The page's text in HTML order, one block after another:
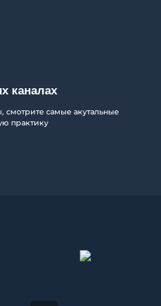
каналах
смотрите самые акутальные
практику